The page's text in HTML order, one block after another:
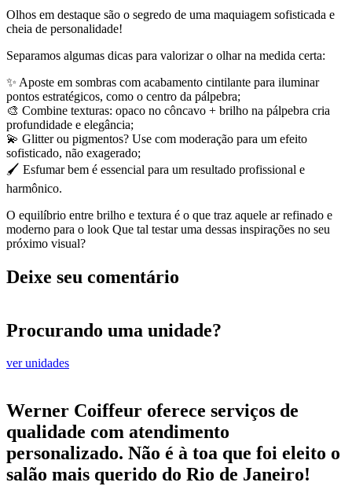
Olhos em destaque são o segredo de uma maquiagem sofisticada e
cheia de personalidade!
Separamos algumas dicas para valorizar o olhar na medida certa:
✨ Aposte em sombras com acabamento cintilante para iluminar
pontos estratégicos, como o centro da pálpebra;
🎨 Combine texturas: opaco no côncavo + brilho na pálpebra cria
profundidade e elegância;
💫 Glitter ou pigmentos? Use com moderação para um efeito
sofisticado, não exagerado;
🖌️ Esfumar bem é essencial para um resultado profissional e
harmônico.
O equilíbrio entre brilho e textura é o que traz aquele ar refinado e
moderno para o look Que tal testar uma dessas inspirações no seu
próximo visual?
Deixe seu comentário
Procurando uma unidade?
ver unidades
Werner Coiffeur oferece serviços de
qualidade com atendimento
personalizado. Não é à toa que foi eleito o
salão mais querido do Rio de Janeiro!